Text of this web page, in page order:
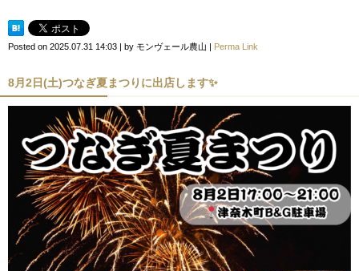
Posted on 2025.07.31 14:03 | by モンヴェール農山 | Perma Link
8月2日(土)つなぎ夏まつりに出店します✨